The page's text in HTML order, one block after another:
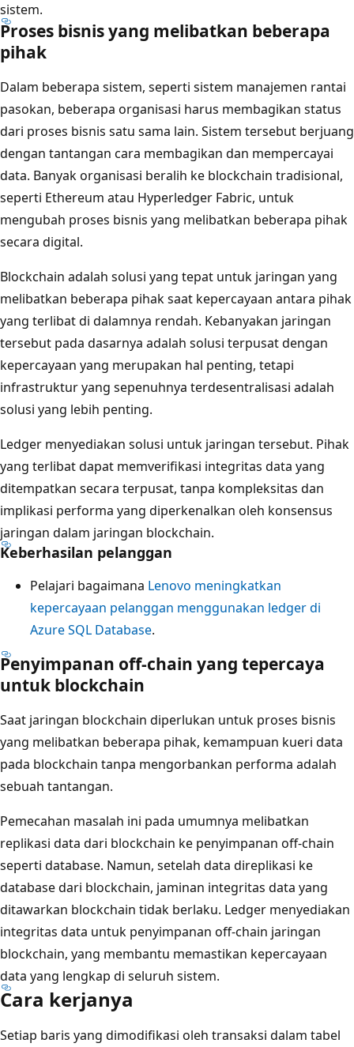
sistem.
Proses bisnis yang melibatkan beberapa
pihak
Dalam beberapa sistem, seperti sistem manajemen rantai
pasokan, beberapa organisasi harus membagikan status
dari proses bisnis satu sama lain. Sistem tersebut berjuang
dengan tantangan cara membagikan dan mempercayai
data. Banyak organisasi beralih ke blockchain tradisional,
seperti Ethereum atau Hyperledger Fabric, untuk
mengubah proses bisnis yang melibatkan beberapa pihak
secara digital.
Blockchain adalah solusi yang tepat untuk jaringan yang
melibatkan beberapa pihak saat kepercayaan antara pihak
yang terlibat di dalamnya rendah. Kebanyakan jaringan
tersebut pada dasarnya adalah solusi terpusat dengan
kepercayaan yang merupakan hal penting, tetapi
infrastruktur yang sepenuhnya terdesentralisasi adalah
solusi yang lebih penting.
Ledger menyediakan solusi untuk jaringan tersebut. Pihak
yang terlibat dapat memverifikasi integritas data yang
ditempatkan secara terpusat, tanpa kompleksitas dan
implikasi performa yang diperkenalkan oleh konsensus
jaringan dalam jaringan blockchain.
Keberhasilan pelanggan
Pelajari bagaimana Lenovo meningkatkan
kepercayaan pelanggan menggunakan ledger di
Azure SQL Database.
Penyimpanan off-chain yang tepercaya
untuk blockchain
Saat jaringan blockchain diperlukan untuk proses bisnis
yang melibatkan beberapa pihak, kemampuan kueri data
pada blockchain tanpa mengorbankan performa adalah
sebuah tantangan.
Pemecahan masalah ini pada umumnya melibatkan
replikasi data dari blockchain ke penyimpanan off-chain
seperti database. Namun, setelah data direplikasi ke
database dari blockchain, jaminan integritas data yang
ditawarkan blockchain tidak berlaku. Ledger menyediakan
integritas data untuk penyimpanan off-chain jaringan
blockchain, yang membantu memastikan kepercayaan
data yang lengkap di seluruh sistem.
Cara kerjanya
Setiap baris yang dimodifikasi oleh transaksi dalam tabel